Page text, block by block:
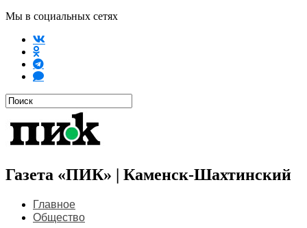
Мы в социальных сетях
Газета «ПИК» | Каменск-Шахтинский
Главное
Общество